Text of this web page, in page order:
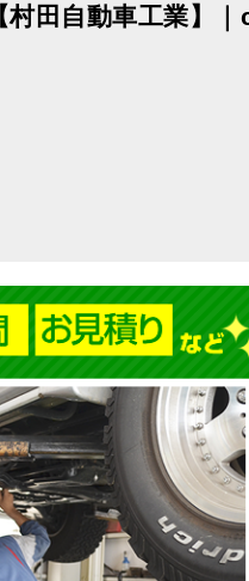
村田自動車工業】